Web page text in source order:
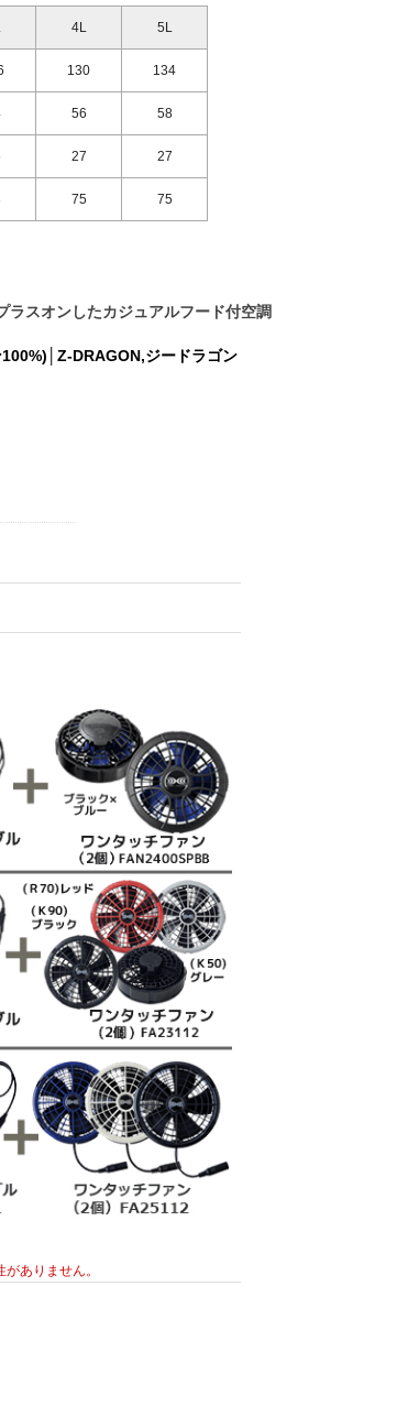
4L 5L
130 134
56 58
27 27
75 75
ラスオンしたカジュアルフード付空調
DRAGON,ジードラゴン
ありません。